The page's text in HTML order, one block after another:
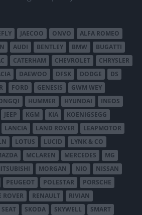
JAECOO ONVO
ALFA ROMEO
AUDI BENTLEY BMW
BUGATTI
CATERHAM CHEVROLET
CHRYSLER
DAEWOO DFSK DODGE
DS
FORD GENESIS
GWM WEY
HUMMER HYUNDAI
INEOS
JEEP KGM KIA
KOENIGSEGG
LANCIA LAND ROVER
LEAPMOTOR
LOTUS LUCID
LYNK & CO
MCLAREN MERCEDES
MG
MORGAN NIO
NISSAN
PEUGEOT POLESTAR
PORSCHE
ROVER RENAULT
RIVIAN
SEAT SKODA SKYWELL SMART